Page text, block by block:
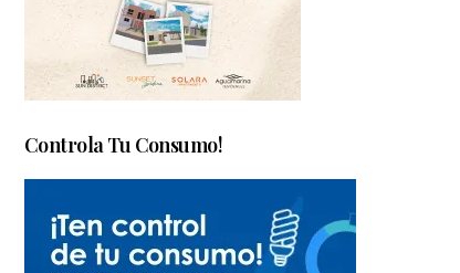
Controla Tu Consumo!